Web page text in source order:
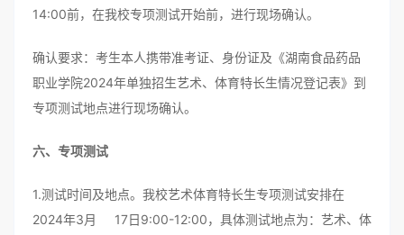
14:00前，在我校专项测试开始前，进行现场确认。
确认要求：考生本人携带准考证、身份证及《湖南食品药品
职业学院2024年单独招生艺术、体育特长生情况登记表》到
专项测试地点进行现场确认。
六、专项测试
1.测试时间及地点。我校艺术体育特长生专项测试安排在
2024年3月 17日9:00-12:00，具体测试地点为：艺术、体